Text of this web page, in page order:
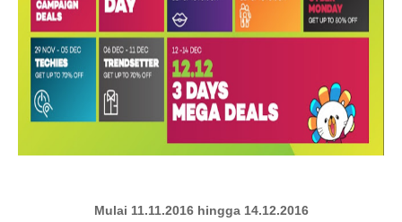
Mulai 11.11.2016 hingga 14.12.2016